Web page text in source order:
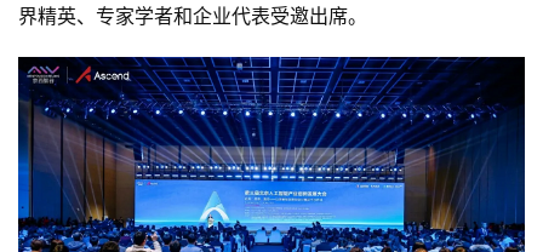
界精英、专家学者和企业代表受邀出席。